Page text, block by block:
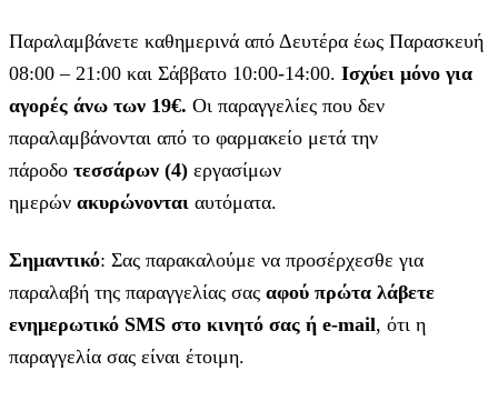
Παραλαμβάνετε καθημερινά από Δευτέρα έως Παρασκευή
08:00 – 21:00 και Σάββατο 10:00-14:00. Ισχύει μόνο για
αγορές άνω των 19€. Οι παραγγελίες που δεν
παραλαμβάνονται από το φαρμακείο μετά την
πάροδο τεσσάρων (4) εργασίμων
ημερών ακυρώνονται αυτόματα.
Σημαντικό: Σας παρακαλούμε να προσέρχεσθε για
παραλαβή της παραγγελίας σας αφού πρώτα λάβετε
ενημερωτικό SMS στο κινητό σας ή e-mail, ότι η
παραγγελία σας είναι έτοιμη.